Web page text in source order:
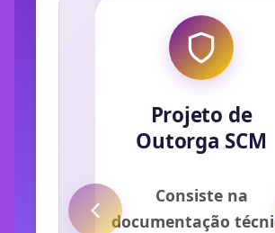
Projeto de
Outorga SCM
Consiste na
documentação